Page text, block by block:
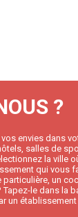
?
envies dans
salles de
la ville
qui vous
particulière, un
le dans la
un